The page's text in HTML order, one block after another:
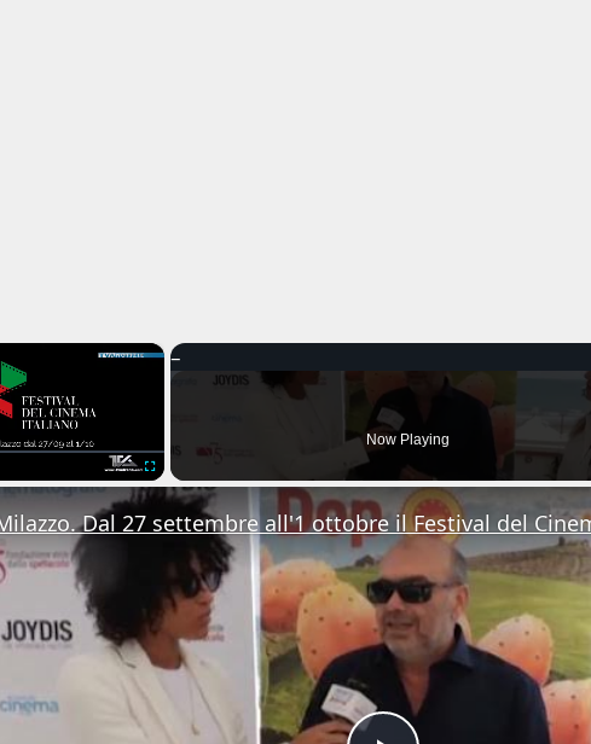
×
Fullscreen
Now Playing
Dal 27 settembre all'1 ottobre il Festival del